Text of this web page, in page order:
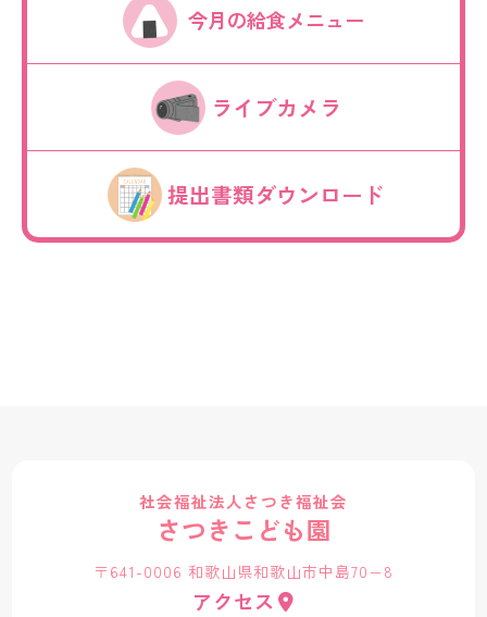
今月の給食メニュー
ライブカメラ
提出書類ダウンロード
社会福祉法人さつき福祉会
さつきこども園
〒641-0006 和歌山県和歌山市中島70−8
アクセス